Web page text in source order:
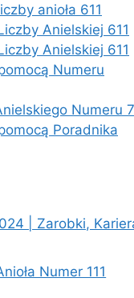
anioła 611
Anielskiej 611
Anielskiej 611
Numeru
Numeru
Poradnika
| Zarobki,
Numer 111